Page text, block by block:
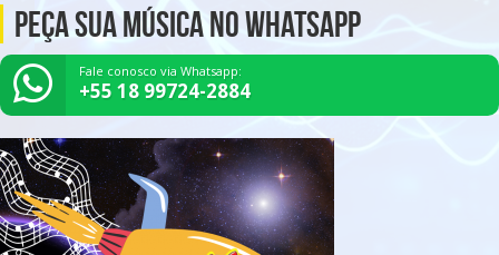
Peça Sua Música no Whatsapp
Fale conosco via Whatsapp:
+55 18 99724-2884